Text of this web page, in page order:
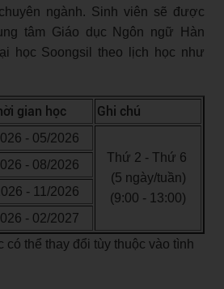
ngành. Sinh viên sẽ được
tâm Giáo dục Ngôn ngữ Hàn
học Soongsil theo lịch học như
gian học Ghi chú
- 05/2026
Thứ 2 - Thứ 6
(5 ngày/tuần)
(9:00 - 13:00)
- 08/2026
- 11/2026
- 02/2027
có thể thay đổi tùy thuộc vào tình